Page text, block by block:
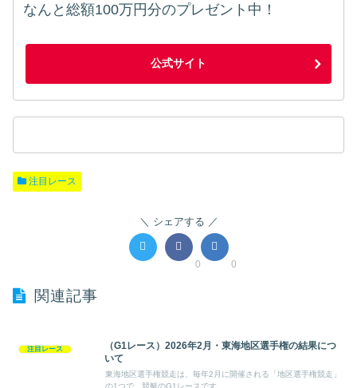
なんと総額100万円分のプレゼント中！
公式サイト
注目レース
シェアする
0 0
関連記事
注目レース
（G1レース）2026年2月・東海地区選手権の結果につ
いて
東海地区選手権競走は、毎年2月に開催される「地区選手権競走」
の1つで、競艇のG1レースです。...